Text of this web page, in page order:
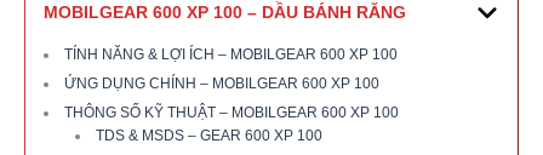
MOBILGEAR 600 XP 100 – DẦU BÁNH RĂNG
TÍNH NĂNG & LỢI ÍCH – MOBILGEAR 600 XP 100
ỨNG DỤNG CHÍNH – MOBILGEAR 600 XP 100
THÔNG SỐ KỸ THUẬT – MOBILGEAR 600 XP 100
TDS & MSDS – GEAR 600 XP 100